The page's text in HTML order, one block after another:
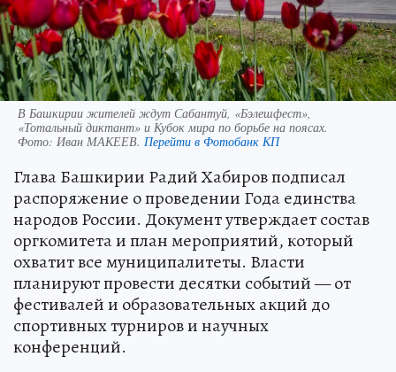
В Башкирии жителей ждут Сабантуй, «Бэлешфест»,
«Тотальный диктант» и Кубок мира по борьбе на поясах.
Фото: Иван МАКЕЕВ. Перейти в Фотобанк КП
Глава Башкирии Радий Хабиров подписал
распоряжение о проведении Года единства
народов России. Документ утверждает состав
оргкомитета и план мероприятий, который
охватит все муниципалитеты. Власти
планируют провести десятки событий — от
фестивалей и образовательных акций до
спортивных турниров и научных
конференций.